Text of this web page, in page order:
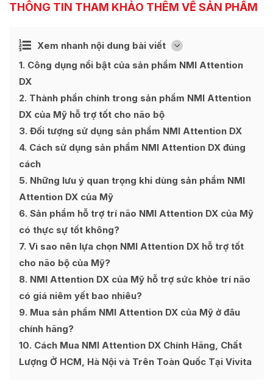
THÔNG TIN THAM KHẢO THÊM VỀ SẢN PHẨM
Xem nhanh nội dung bài viết [
Ẩn
1 Công dụng nổi bật của sản phẩm NMI Attention
DX
2 Thành phần chính trong sản phẩm NMI Attention
DX của Mỹ hỗ trợ tốt cho não bộ
3 Đối tượng sử dụng sản phẩm NMI Attention DX
4 Cách sử dụng sản phẩm NMI Attention DX đúng
cách
5 Những lưu ý quan trọng khi dùng sản phẩm NMI
Attention DX của Mỹ
6 Sản phẩm hỗ trợ trí não NMI Attention DX của Mỹ
có thực sự tốt không?
7 Vì sao nên lựa chọn NMI Attention DX hỗ trợ tốt
cho não bộ của Mỹ?
8 NMI Attention DX của Mỹ hỗ trợ sức khỏe trí não
có giá niêm yết bao nhiêu?
9 Mua sản phẩm NMI Attention DX của Mỹ ở đâu
chính hãng?
10 Cách Mua NMI Attention DX Chính Hãng, Chất
Lượng Ở HCM, Hà Nội và Trên Toàn Quốc Tại Vivita